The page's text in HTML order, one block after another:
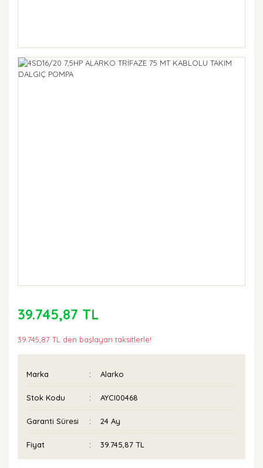
39.745,87 TL
39.745,87 TL den başlayan taksitlerle!
Marka Alarko
Stok Kodu AYCI00468
Garanti Süresi 24 Ay
Fiyat 39.745,87 TL